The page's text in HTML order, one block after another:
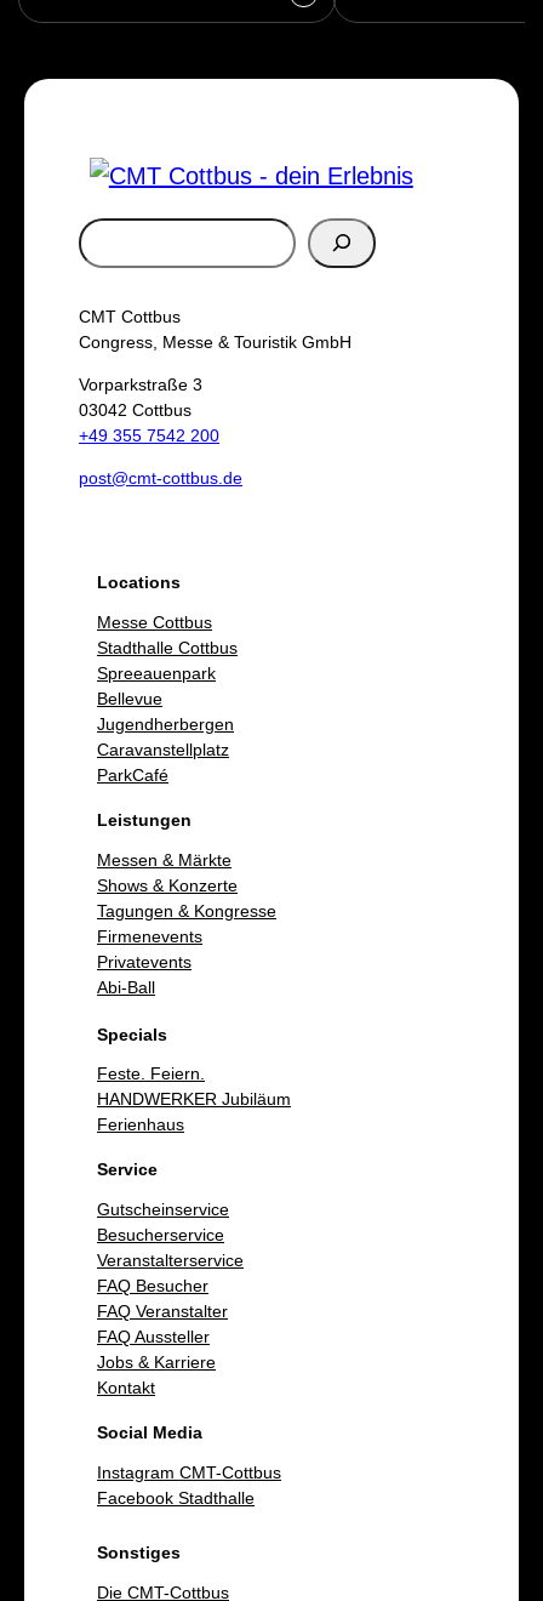
S
u
c
h
e
n
CMT Cottbus
Congress, Messe & Touristik GmbH
Vorparkstraße 3
03042 Cottbus
+49 355 7542 200
post@cmt-cottbus.de
Locations
Messe Cottbus
Stadthalle Cottbus
Spreeauenpark
Bellevue
Jugendherbergen
Caravanstellplatz
ParkCafé
Leistungen
Messen & Märkte
Shows & Konzerte
Tagungen & Kongresse
Firmenevents
Privatevents
Abi-Ball
Specials
Feste. Feiern.
HANDWERKER Jubiläum
Ferienhaus
Service
Gutscheinservice
Besucherservice
Veranstalterservice
FAQ Besucher
FAQ Veranstalter
FAQ Aussteller
Jobs & Karriere
Kontakt
Social Media
Instagram CMT-Cottbus
Facebook Stadthalle
Sonstiges
Die CMT-Cottbus